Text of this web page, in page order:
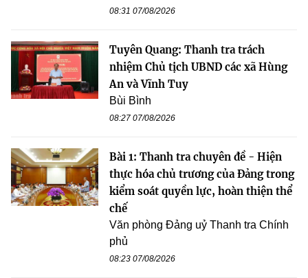
08:31 07/08/2026
Tuyên Quang: Thanh tra trách
nhiệm Chủ tịch UBND các xã Hùng
An và Vĩnh Tuy
Bùi Bình
08:27 07/08/2026
Bài 1: Thanh tra chuyên đề - Hiện
thực hóa chủ trương của Đảng trong
kiểm soát quyền lực, hoàn thiện thể
chế
Văn phòng Đảng uỷ Thanh tra Chính
phủ
08:23 07/08/2026